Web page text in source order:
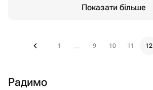
Показати більше
1 ... 9 10 11 12
Радимо